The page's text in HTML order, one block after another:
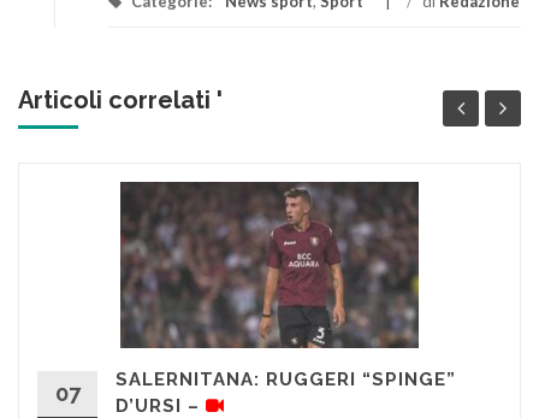
Articoli correlati '
07
SALERNITANA: RUGGERI “SPINGE”
D’URSI –